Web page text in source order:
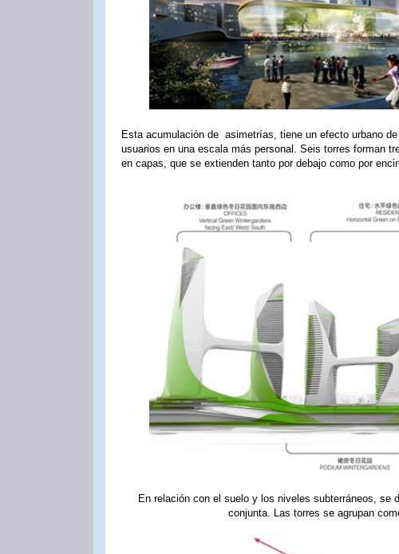
Esta acumulación de asimetrías, tiene un efecto urbano
usuarios en una escala más personal. Seis torres forman
en capas, que se extienden tanto por debajo como por
En relación con el suelo y los niveles subterráneos, se
conjunta. Las torres se agrupan